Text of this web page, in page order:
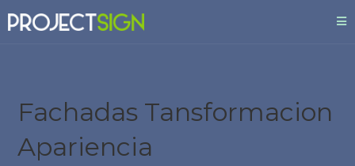
Fachadas Tansformacion
Apariencia